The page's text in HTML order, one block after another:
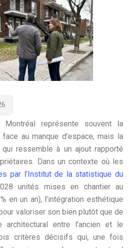
représente souvent la
au manque d’espace, mais la
qui ressemble à un ajout rapporté
Dans un contexte où les
par l’Institut de la statistique du
unités mises en chantier au
en un an), l’intégration esthétique
valoriser son bien plutôt que de
architectural entre l’ancien et le
critères décisifs qui, une fois